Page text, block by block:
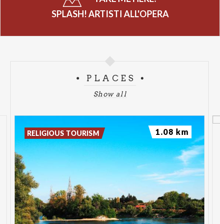
SPLASH! ARTISTI ALL'OPERA
PLACES
Show all
RELIGIOUS TOURISM 1.08 km